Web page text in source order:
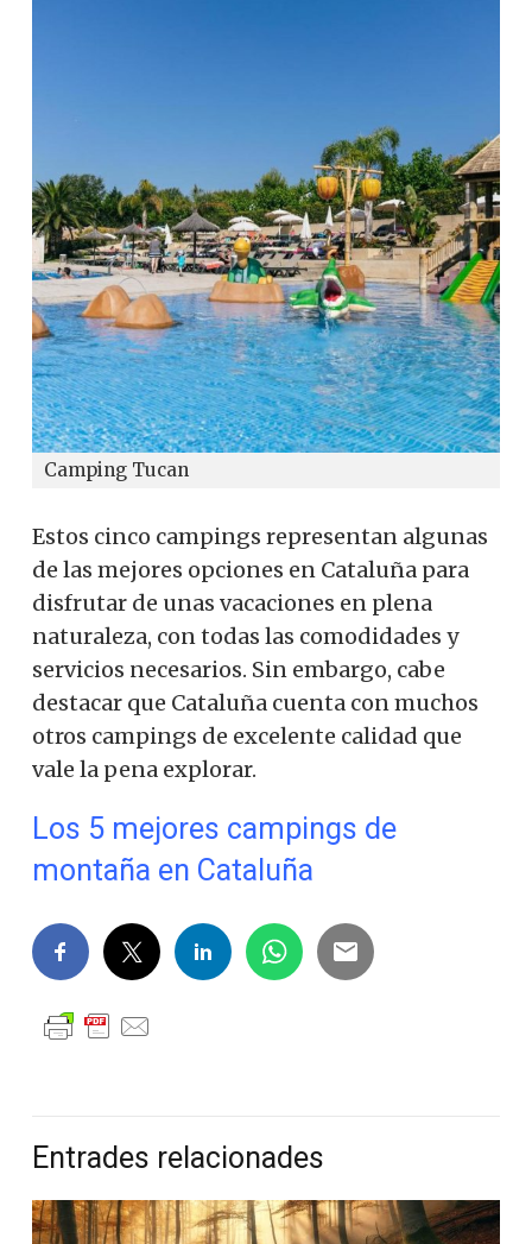
Camping Tucan
Estos cinco campings representan algunas
de las mejores opciones en Cataluña para
disfrutar de unas vacaciones en plena
naturaleza, con todas las comodidades y
servicios necesarios. Sin embargo, cabe
destacar que Cataluña cuenta con muchos
otros campings de excelente calidad que
vale la pena explorar.
Los 5 mejores campings de
montaña en Cataluña
Entrades relacionades